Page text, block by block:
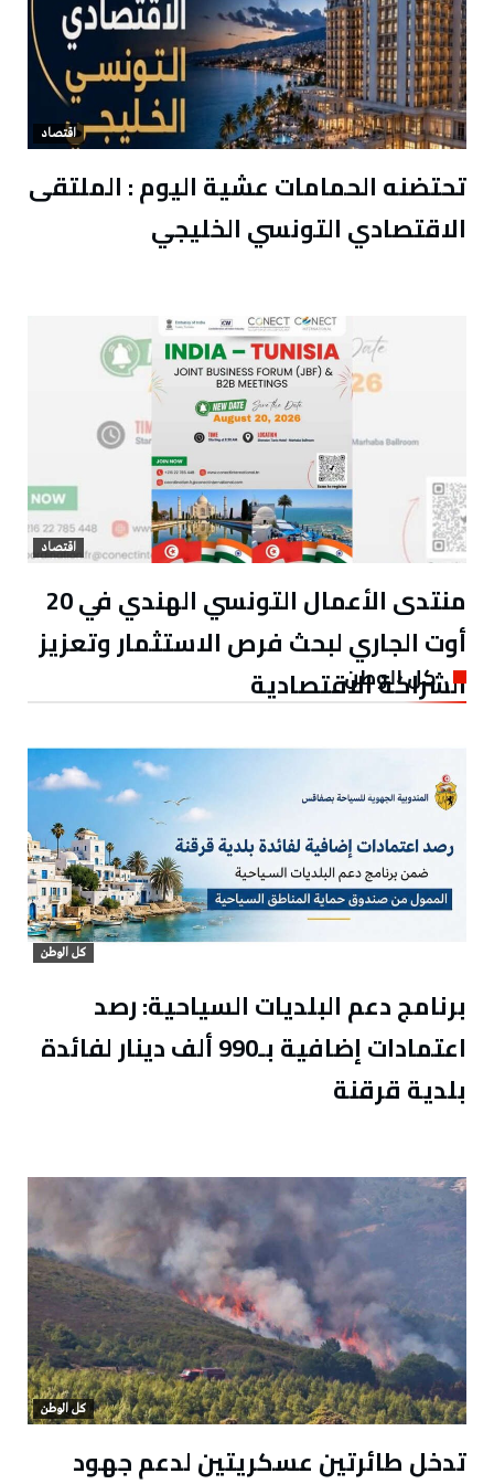
اقتصاد
تحتضنه الحمامات عشية اليوم : الملتقى
الاقتصادي التونسي الخليجي
اقتصاد
منتدى الأعمال التونسي الهندي في 20
أوت الجاري لبحث فرص الاستثمار وتعزيز
الشراكة الاقتصادية
كل الوطن
كل الوطن
برنامج دعم البلديات السياحية: رصد
اعتمادات إضافية بـ990 ألف دينار لفائدة
بلدية قرقنة
كل الوطن
تدخل طائرتين عسكريتين لدعم جهود